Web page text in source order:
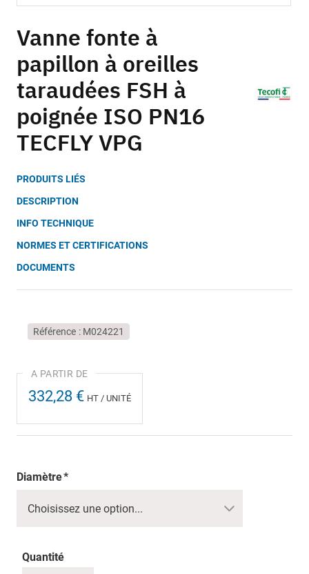
to
the
beginning
of
the
images
gallery
Vanne fonte à
papillon à oreilles
taraudées FSH à
poignée ISO PN16
TECFLY VPG
PRODUITS LIÉS
DESCRIPTION
INFO TECHNIQUE
NORMES ET CERTIFICATIONS
DOCUMENTS
Référence M024221
332,28 € HT / UNITÉ
Diamètre
Quantité